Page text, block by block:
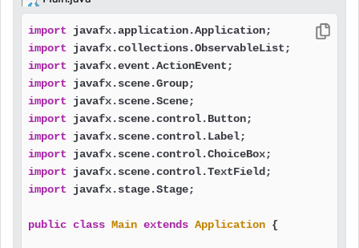
import
import
import
import
import
import
import
import
import
import javafx.stage.Stage;
public class Main extends Application {